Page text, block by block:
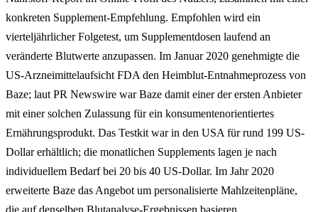
konkreten Supplement-Empfehlung. Empfohlen wird ein
vierteljährlicher Folgetest, um Supplementdosen laufend an
veränderte Blutwerte anzupassen. Im Januar 2020 genehmigte die
US-Arzneimittelaufsicht FDA den Heimblut-Entnahmeprozess von
Baze; laut PR Newswire war Baze damit einer der ersten Anbieter
mit einer solchen Zulassung für ein konsumentenorientiertes
Ernährungsprodukt. Das Testkit war in den USA für rund 199 US-
Dollar erhältlich; die monatlichen Supplements lagen je nach
individuellem Bedarf bei 20 bis 40 US-Dollar. Im Jahr 2020
erweiterte Baze das Angebot um personalisierte Mahlzeitenpläne,
die auf denselben Blutanalyse-Ergebnissen basieren.